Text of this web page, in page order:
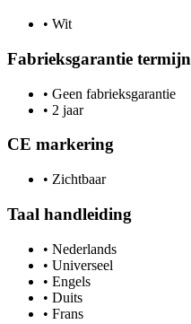
• Wit
Fabrieksgarantie termijn
• Geen fabrieksgarantie
• 2 jaar
CE markering
• Zichtbaar
Taal handleiding
• Nederlands
• Universeel
• Engels
• Duits
• Frans